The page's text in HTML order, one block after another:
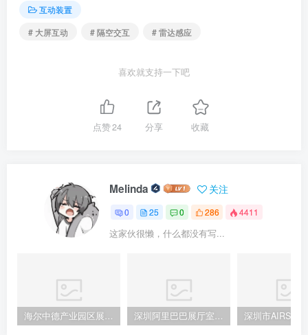
互动装置
# 大屏互动
# 隔空交互 # 雷达感应
喜欢就支持一下吧
点赞24 分享 收藏
Melinda 关注
0 25 0 286 4411
这家伙很懒，什么都没有写...
海尔中德产业园区展厅设计方案 深圳阿里巴巴展厅室内设计方案